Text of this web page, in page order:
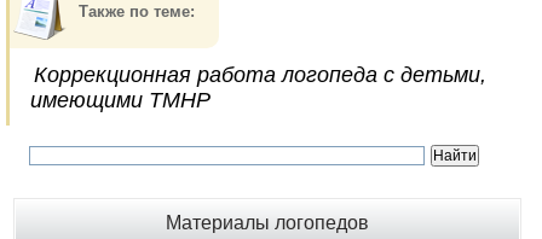
Также по теме:
Коррекционная работа логопеда с детьми,
имеющими ТМНР
Материалы логопедов